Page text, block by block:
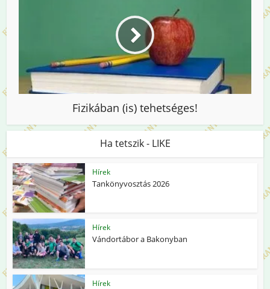
Fizikában (is) tehetséges!
Ha tetszik - LIKE
Hírek
Tankönyvosztás 2026
Hírek
Vándortábor a Bakonyban
Hírek